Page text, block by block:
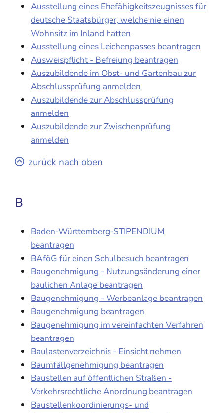
Ausstellung eines Ehefähigkeitszeugnisses für
deutsche Staatsbürger, welche nie einen
Wohnsitz im Inland hatten
Ausstellung eines Leichenpasses beantragen
Ausweispflicht - Befreiung beantragen
Auszubildende im Obst- und Gartenbau zur
Abschlussprüfung anmelden
Auszubildende zur Abschlussprüfung
anmelden
Auszubildende zur Zwischenprüfung
anmelden
zurück nach oben
B
Baden-Württemberg-STIPENDIUM
beantragen
BAföG für einen Schulbesuch beantragen
Baugenehmigung - Nutzungsänderung einer
baulichen Anlage beantragen
Baugenehmigung - Werbeanlage beantragen
Baugenehmigung beantragen
Baugenehmigung im vereinfachten Verfahren
beantragen
Baulastenverzeichnis - Einsicht nehmen
Baumfällgenehmigung beantragen
Baustellen auf öffentlichen Straßen -
Verkehrsrechtliche Anordnung beantragen
Baustellenkoordinierungs- und